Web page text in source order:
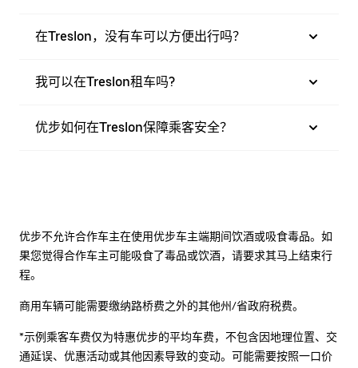
在Treslon，没有车可以方便出行吗？
我可以在Treslon租车吗?
优步如何在Treslon保障乘客安全？
优步不允许合作车主在使用优步车主端期间饮酒或吸食毒品。如
果您觉得合作车主可能吸食了毒品或饮酒，请要求其马上结束行
程。
商用车辆可能需要缴纳路桥费之外的其他州/省政府税费。
*示例乘客车费仅为特惠优步的平均车费，不包含因地理位置、交
通延误、优惠活动或其他因素导致的变动。可能需要按照一口价